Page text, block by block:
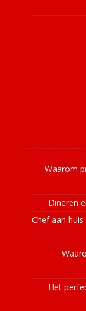
Waarom
Dineren
Chef aan
Het